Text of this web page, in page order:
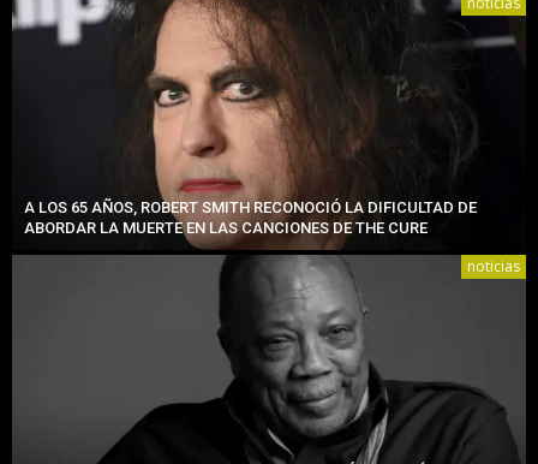
A LOS 65 AÑOS, ROBERT SMITH RECONOCIÓ LA DIFICULTAD DE
ABORDAR LA MUERTE EN LAS CANCIONES DE THE CURE
noticias